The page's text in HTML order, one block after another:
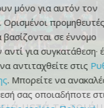
μόνο για αυτόν τον
Ορισμένοι προμηθευτές
βασίζονται σε έννομο
για συγκατάθεση·
αντιταχθείτε στις
. Μπορείτε να
σας οποιαδήποτε